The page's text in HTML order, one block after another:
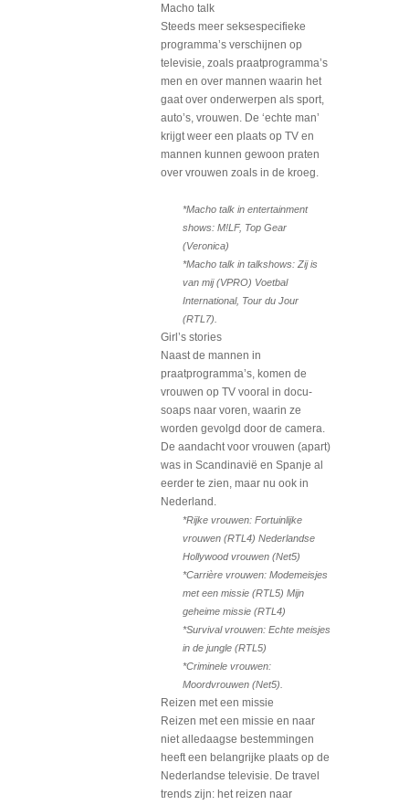
Macho talk
Steeds meer seksespecifieke
programma’s verschijnen op
televisie, zoals praatprogramma’s
men en over mannen waarin het
gaat over onderwerpen als sport,
auto’s, vrouwen. De ‘echte man’
krijgt weer een plaats op TV en
mannen kunnen gewoon praten
over vrouwen zoals in de kroeg.
*Macho talk in entertainment
shows: M!LF, Top Gear
(Veronica)
*Macho talk in talkshows: Zij is
van mij (VPRO) Voetbal
International, Tour du Jour
(RTL7).
Girl’s stories
Naast de mannen in
praatprogramma’s, komen de
vrouwen op TV vooral in docu-
soaps naar voren, waarin ze
worden gevolgd door de camera.
De aandacht voor vrouwen (apart)
was in Scandinavië en Spanje al
eerder te zien, maar nu ook in
Nederland.
*Rijke vrouwen: Fortuinlijke
vrouwen (RTL4) Nederlandse
Hollywood vrouwen (Net5)
*Carrière vrouwen: Modemeisjes
met een missie (RTL5) Mijn
geheime missie (RTL4)
*Survival vrouwen: Echte meisjes
in de jungle (RTL5)
*Criminele vrouwen:
Moordvrouwen (Net5).
Reizen met een missie
Reizen met een missie en naar
niet alledaagse bestemmingen
heeft een belangrijke plaats op de
Nederlandse televisie. De travel
trends zijn: het reizen naar